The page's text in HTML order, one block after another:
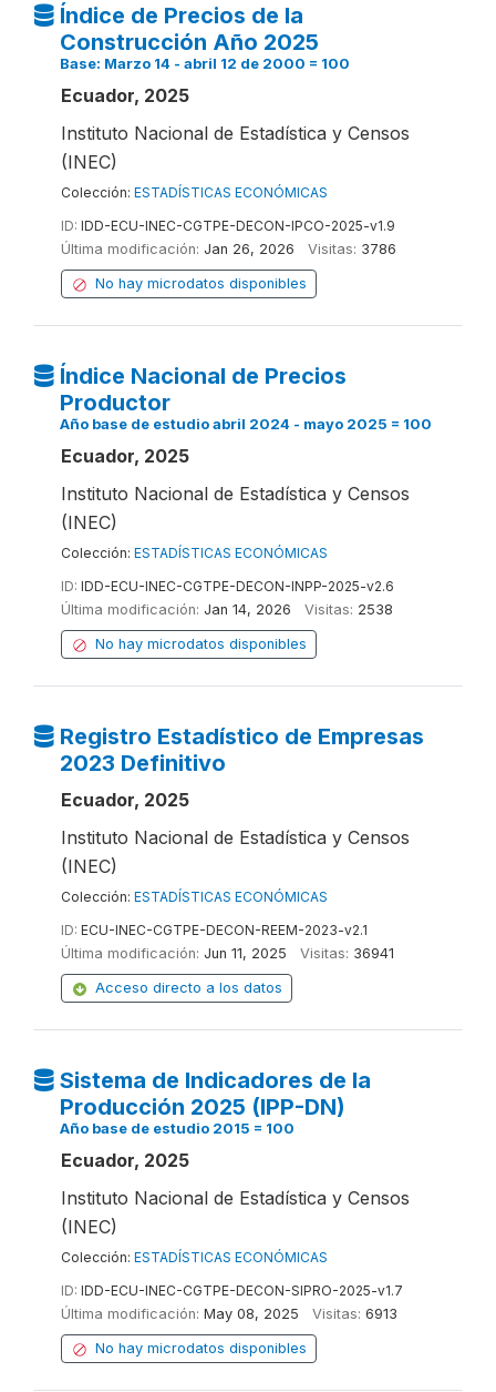
Índice de Precios de la
Construcción Año 2025
Base: Marzo 14 - abril 12 de 2000 = 100
Ecuador, 2025
Instituto Nacional de Estadística y Censos
(INEC)
Colección: ESTADÍSTICAS ECONÓMICAS
ID: IDD-ECU-INEC-CGTPE-DECON-IPCO-2025-v1.9
Última modificación: Jan 26, 2026 Visitas: 3786
No hay microdatos disponibles
Índice Nacional de Precios
Productor
Año base de estudio abril 2024 - mayo 2025 = 100
Ecuador, 2025
Instituto Nacional de Estadística y Censos
(INEC)
Colección: ESTADÍSTICAS ECONÓMICAS
ID: IDD-ECU-INEC-CGTPE-DECON-INPP-2025-v2.6
Última modificación: Jan 14, 2026 Visitas: 2538
No hay microdatos disponibles
Registro Estadístico de Empresas
2023 Definitivo
Ecuador, 2025
Instituto Nacional de Estadística y Censos
(INEC)
Colección: ESTADÍSTICAS ECONÓMICAS
ID: ECU-INEC-CGTPE-DECON-REEM-2023-v2.1
Última modificación: Jun 11, 2025 Visitas: 36941
Acceso directo a los datos
Sistema de Indicadores de la
Producción 2025 (IPP-DN)
Año base de estudio 2015 = 100
Ecuador, 2025
Instituto Nacional de Estadística y Censos
(INEC)
Colección: ESTADÍSTICAS ECONÓMICAS
ID: IDD-ECU-INEC-CGTPE-DECON-SIPRO-2025-v1.7
Última modificación: May 08, 2025 Visitas: 6913
No hay microdatos disponibles